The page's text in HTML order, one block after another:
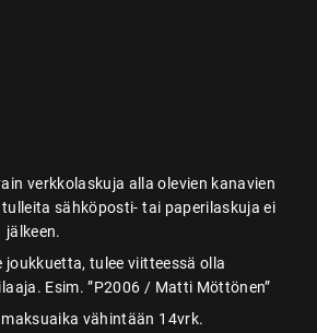
verkkolaskuja alla olevien kanavien
sähköposti- tai paperilaskuja ei
jälkeen.
joukkuetta, tulee viitteessä olla
Esim. ”P2006 / Matti Möttönen”
vähintään 14vrk.